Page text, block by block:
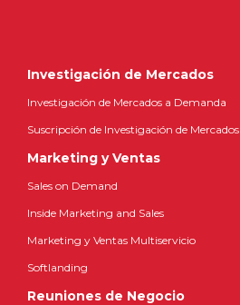
Investigación de Mercados
Investigación de Mercados a Demanda
Suscripción de Investigación de Mercados
Marketing y Ventas
Sales on Demand
Inside Marketing and Sales
Marketing y Ventas Multiservicio
Softlanding
Reuniones de Negocio